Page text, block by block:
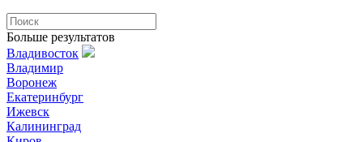
Больше результатов
Владивосток
Владимир
Воронеж
Екатеринбург
Ижевск
Калининград